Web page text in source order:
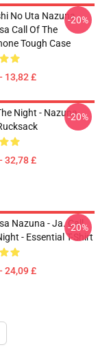
No Uta Nazuna
Call Of The
Tough Case
13,82 £
-20%
Night - Nazuna
32,78 £
-20%
Nazuna - Ja. Call
- Essential T-Shirt
24,09 £
-20%